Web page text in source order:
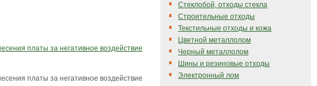
платы за негативное воздействие
платы за негативное воздействие
Стеклобой, отходы стекла
Строительные отходы
Текстильные отходы и кожа
Цветной металлолом
Черный металлолом
Шины и резиновые отходы
Электронный лом